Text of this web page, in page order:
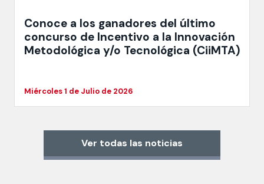
Conoce a los ganadores del último
concurso de Incentivo a la Innovación
Metodológica y/o Tecnológica (CiiMTA)
Miércoles 1 de Julio de 2026
Ver todas las noticias